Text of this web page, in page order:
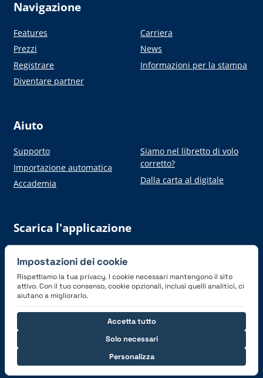
Navigazione
Features
Prezzi
Registrare
Diventare partner
Carriera
News
Informazioni per la stampa
Aiuto
Supporto
Importazione automatica
Accademia
Siamo nel libretto di volo
corretto?
Dalla carta al digitale
Scarica l'applicazione
Connettiti con noi
Impostazioni dei cookie
Rispettiamo la tua privacy. I cookie necessari mantengono il sito
attivo. Con il tuo consenso, cookie opzionali, inclusi quelli analitici, ci
aiutano a migliorarlo.
Solo necessari
Personalizza
Accetta tutto